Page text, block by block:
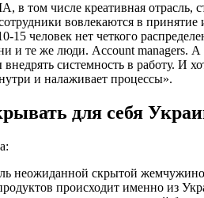
том числе креативная отрасль,
вовлекаются в
15 человек нет четкого
и те же люди. Account managers.
системность в работу. И
и налаживает процессы».
для себя
неожиданной скрытой
происходит именно из